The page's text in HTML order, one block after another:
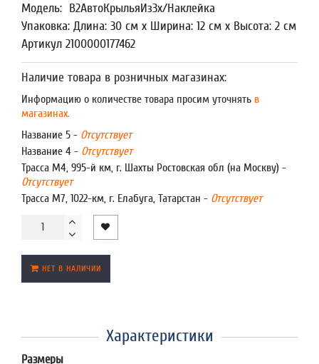
Модель: В2АвтоКрыльяИз3х/Наклейка
Упаковка: Длина: 30 см x Ширина: 12 см x Высота: 2 см
Артикул 2100000177462
Наличие товара в розничных магазинах:
Информацию о количестве товара просим уточнять в
магазинах.
Название 5 - Отсутствует
Название 4 - Отсутствует
Трасса М4, 995-й км, г. Шахты Ростовская обл (на Москву) -
Отсутствует
Трасса М7, 1022-км, г. Елабуга, Татарстан - Отсутствует
НЕТ В НАЛИЧИИ
Характеристики
Размеры